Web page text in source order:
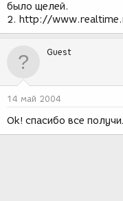
было щелей.
2. http://
Guest
14 май 2004
Ok! спасибо все